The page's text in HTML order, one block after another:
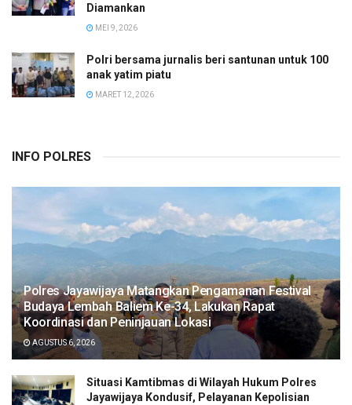
Diamankan
MEI 9, 2026
Polri bersama jurnalis beri santunan untuk 100
anak yatim piatu
MARET 12, 2026
INFO POLRES
Polres Jayawijaya Matangkan Pengamanan Festival
Budaya Lembah Baliem Ke-34, Lakukan Rapat
Koordinasi dan Peninjauan Lokasi
AGUSTUS 6, 2026
Situasi Kamtibmas di Wilayah Hukum Polres
Jayawijaya Kondusif, Pelayanan Kepolisian